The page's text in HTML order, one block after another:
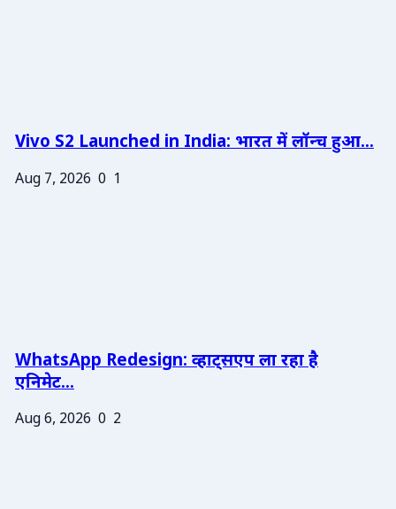
Vivo S2 Launched in India: भारत में लॉन्च हुआ...
Aug 7, 2026 0 1
WhatsApp Redesign: व्हाट्सएप ला रहा है
एनिमेट...
Aug 6, 2026 0 2